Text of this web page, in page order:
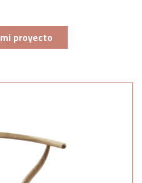
proyecto